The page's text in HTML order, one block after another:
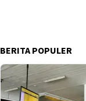
BERITA POPULER